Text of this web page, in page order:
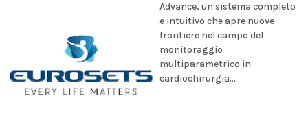
Advance, un sistema completo
e intuitivo che apre nuove
frontiere nel campo del
monitoraggio
multiparametrico in
cardiochirurgia...